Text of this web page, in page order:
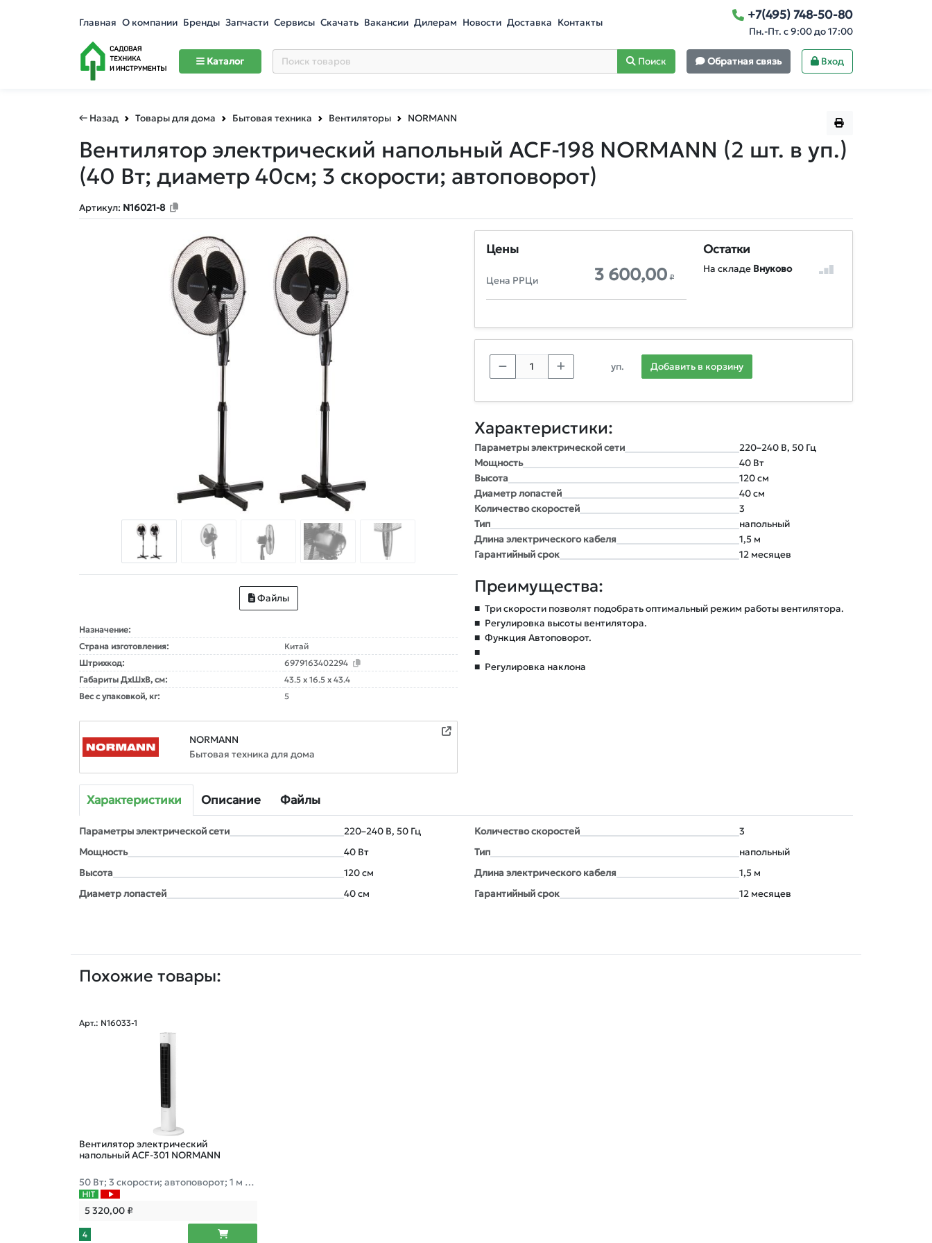
Главная О компании Бренды Запчасти Сервисы Скачать Вакансии Дилерам Новости Доставка Контакты +7(495) 748-50-80
Пн.-Пт. с 9:00 до 17:00
Каталог Поиск Обратная связь Вход
← Назад Товары для дома Бытовая техника Вентиляторы NORMANN
Вентилятор электрический напольный ACF-198 NORMANN (2 шт. в уп.)
(40 Вт; диаметр 40см; 3 скорости; автоповорот)
Артикул: N16021-8
Файлы
Назначение:
Страна изготовления:
Китай
Штрихкод:
6979163402294
Габариты ДxШxВ, см:
43.5 x 16.5 x 43.4
Вес с упаковкой, кг:
5
NORMANN
Бытовая техника для дома
Цены
Цена РРЦи 3 600,00 ₽
Остатки
На складе Внуково
уп. Добавить в корзину
Характеристики:
Параметры электрической сети
220–240 В, 50 Гц
Мощность
40 Вт
Высота
120 см
Диаметр лопастей
40 см
Количество скоростей
3
Тип
напольный
Длина электрического кабеля
1,5 м
Гарантийный срок
12 месяцев
Преимущества:
■ Три скорости позволят подобрать оптимальный режим работы вентилятора.
■ Регулировка высоты вентилятора.
■ Функция Автоповорот.
■
■ Регулировка наклона
Характеристики Описание Файлы
Параметры электрической сети
220–240 В, 50 Гц
Мощность
40 Вт
Высота
120 см
Диаметр лопастей
40 см
Количество скоростей
3
Тип
напольный
Длина электрического кабеля
1,5 м
Гарантийный срок
12 месяцев
Похожие товары:
Арт.: N16033-1
Вентилятор электрический
напольный ACF-301 NORMANN
50 Вт; 3 скорости; автоповорот; 1 м вы
сота
5 320,00₽
4